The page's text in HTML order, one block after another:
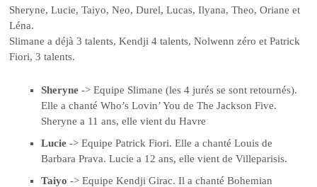
Sheryne, Lucie, Taiyo, Neo, Durel, Lucas, Ilyana, Theo, Oriane et
Léna.
Slimane a déjà 3 talents, Kendji 4 talents, Nolwenn zéro et Patrick
Fiori, 3 talents.
Sheryne -> Equipe Slimane (les 4 jurés se sont retournés).
Elle a chanté Who’s Lovin’ You de The Jackson Five.
Sheryne a 11 ans, elle vient du Havre
Lucie-> Equipe Patrick Fiori. Elle a chanté Louis de
Barbara Prava. Lucie a 12 ans, elle vient de Villeparisis.
Taiyo -> Equipe Kendji Girac. Il a chanté Bohemian